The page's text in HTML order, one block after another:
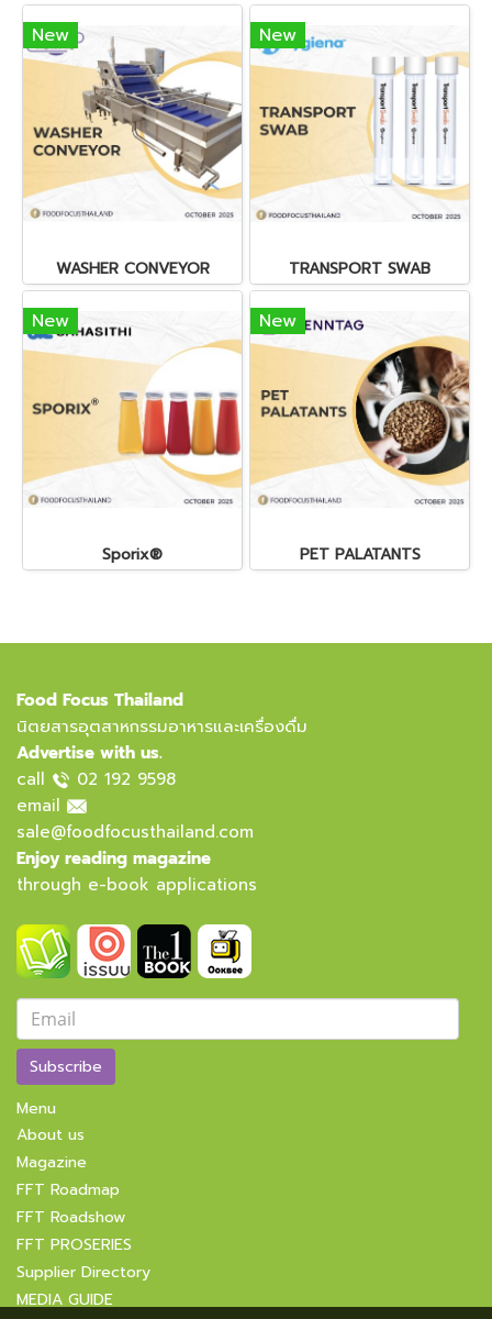
New
WASHER CONVEYOR
New
TRANSPORT SWAB
New
Sporix®
New
PET PALATANTS
Food Focus Thailand
นิตยสารอุตสาหกรรมอาหารและเครื่องดื่ม
Advertise with us.
call
02 192 9598
email
sale@foodfocusthailand.com
Enjoy reading magazine
through e-book applications
Subscribe
Menu
About us
Magazine
FFT Roadmap
FFT Roadshow
FFT PROSERIES
Supplier Directory
MEDIA GUIDE